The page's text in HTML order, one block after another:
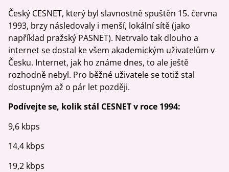
Český CESNET, který byl slavnostně spuštěn 15. června
1993, brzy následovaly i menší, lokální sítě (jako
například pražský PASNET). Netrvalo tak dlouho a
internet se dostal ke všem akademickým uživatelům v
Česku. Internet, jak ho známe dnes, to ale ještě
rozhodně nebyl. Pro běžné uživatele se totiž stal
dostupným až o pár let později.
Podívejte se, kolik stál CESNET v roce 1994:
9,6 kbps
14,4 kbps
19,2 kbps